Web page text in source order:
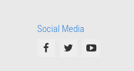
Social Media